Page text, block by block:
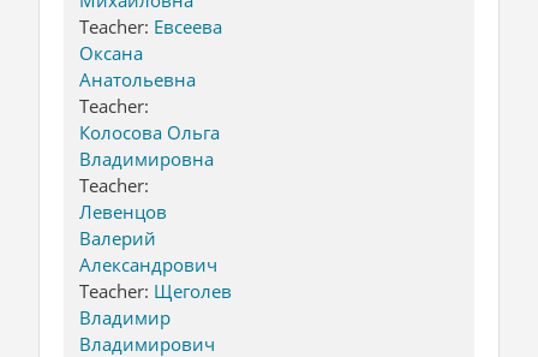
Teacher: Евсеева
Оксана
Анатольевна
Teacher:
Колосова Ольга
Владимировна
Teacher:
Левенцов
Валерий
Александрович
Teacher: Щеголев
Владимир
Владимирович